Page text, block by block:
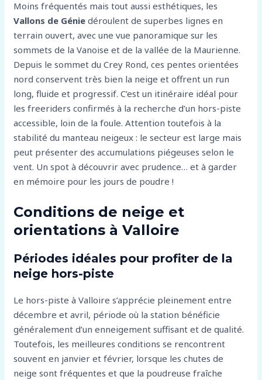
Moins fréquentés mais tout aussi esthétiques, les
Vallons de Génie déroulent de superbes lignes en
terrain ouvert, avec une vue panoramique sur les
sommets de la Vanoise et de la vallée de la Maurienne.
Depuis le sommet du Crey Rond, ces pentes orientées
nord conservent très bien la neige et offrent un run
long, fluide et progressif. C’est un itinéraire idéal pour
les freeriders confirmés à la recherche d’un hors-piste
accessible, loin de la foule. Attention toutefois à la
stabilité du manteau neigeux : le secteur est large mais
peut présenter des accumulations piégeuses selon le
vent. Un spot à découvrir avec prudence… et à garder
en mémoire pour les jours de poudre !
Conditions de neige et
orientations à Valloire
Périodes idéales pour profiter de la
neige hors-piste
Le hors-piste à Valloire s’apprécie pleinement entre
décembre et avril, période où la station bénéficie
généralement d’un enneigement suffisant et de qualité.
Toutefois, les meilleures conditions se rencontrent
souvent en janvier et février, lorsque les chutes de
neige sont fréquentes et que la poudreuse fraîche